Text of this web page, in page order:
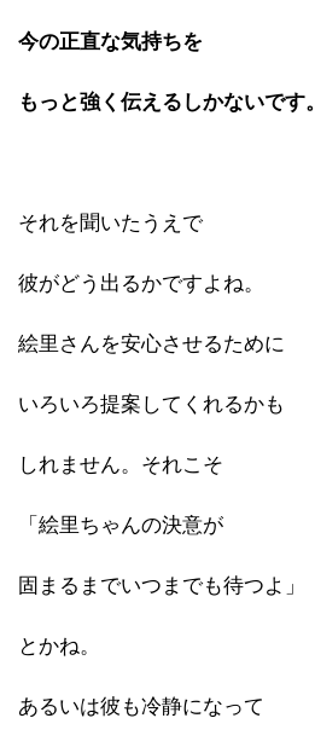
今の正直な気持ちを
もっと強く伝えるしかないです。
それを聞いたうえで
彼がどう出るかですよね。
絵里さんを安心させるために
いろいろ提案してくれるかも
しれません。それこそ
「絵里ちゃんの決意が
固まるまでいつまでも待つよ」
とかね。
あるいは彼も冷静になって